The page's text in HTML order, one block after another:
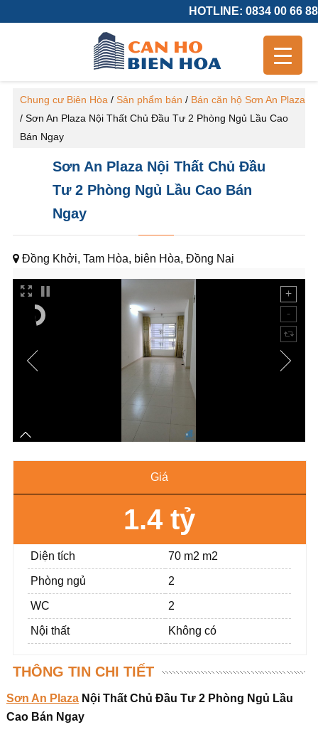
HOTLINE: 0834 00 66 88
Chung cư Biên Hòa / Sản phẩm bán / Bán căn hộ Sơn An Plaza
/ Sơn An Plaza Nội Thất Chủ Đầu Tư 2 Phòng Ngủ Lầu Cao
Bán Ngay
Sơn An Plaza Nội Thất Chủ Đầu
Tư 2 Phòng Ngủ Lầu Cao Bán
Ngay
Đồng Khởi, Tam Hòa, biên Hòa, Đồng Nai
Giá
1.4 tỷ
Diện tích 70 m2 m2
Phòng ngủ 2
WC 2
Nội thất Không có
THÔNG TIN CHI TIẾT
Sơn An PlazaNội Thất Chủ Đầu Tư 2 Phòng Ngủ Lầu
Cao Bán Ngay